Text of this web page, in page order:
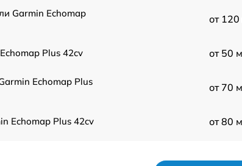
Garmin Echomap
от
Plus 42cv от 50
Echomap Plus
от 70
Echomap Plus 42cv от 80